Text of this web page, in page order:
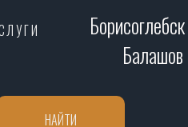
Борисоглебск
Балашов
НАЙТИ